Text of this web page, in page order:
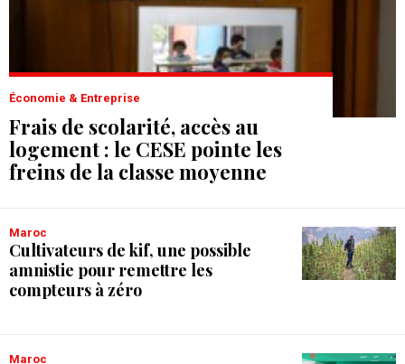
Économie & Entreprise
Frais de scolarité, accès au
logement : le CESE pointe les
freins de la classe moyenne
Maroc
Cultivateurs de kif, une possible
amnistie pour remettre les
compteurs à zéro
Maroc